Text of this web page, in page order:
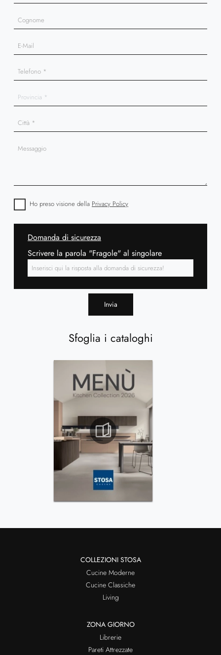
Sfoglia i cataloghi
Ho preso visione della Privacy Policy
Domanda di sicurezza
Scrivere la parola "Fragole" al singolare
Invia
COLLEZIONI STOSA
Cucine Moderne
Cucine Classiche
Living
ZONA GIORNO
Librerie
Pareti Attrezzate